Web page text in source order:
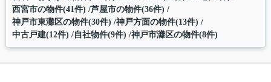
西宮市の物件(41件) 芦屋市の物件(36件)
神戸市東灘区の物件(30件) 神戸方面の物件(13件)
中古戸建(12件) 自社物件(9件) 神戸市灘区の物件(8件)